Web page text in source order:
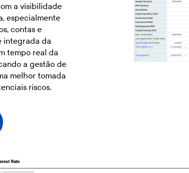
a visibilidade
especialmente
contas e
integrada da
tempo real da
a gestão de
melhor tomada
riscos.